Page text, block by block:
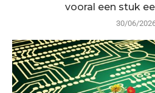
vooral een stuk
30/06/